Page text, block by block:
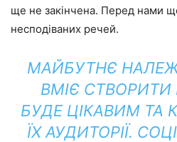
ще не закінчена. Перед нами
несподіваних речей.
МАЙБУТНЄ
ВМІЄ СТВОРИТИ
БУДЕ ЦІКАВИМ ТА
ЇХ АУДИТОРІЇ.